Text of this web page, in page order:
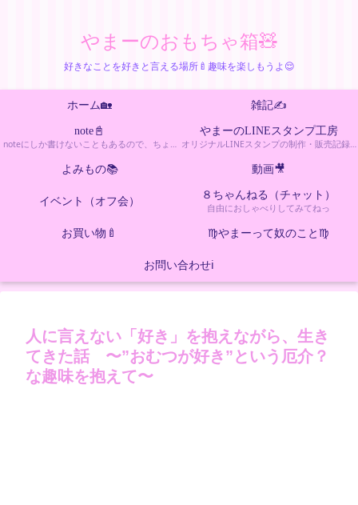
やまーのおもちゃ箱🧸
好きなことを好きと言える場所🍼趣味を楽しもうよ😌
ホーム🏡 雑記✍️
note📓
noteにしか書けないこともあるので、ちょっとエッチなカテゴリー
やまーのLINEスタンプ工房
オリジナルLINEスタンプの制作・販売記録
よみもの📚 動画🎥
イベント（オフ会）
８ちゃんねる（チャット）
自由におしゃべりしてみてねっ
お買い物🍼 ♍️やまーって奴のこと♍️
お問い合わせℹ️
人に言えない「好き」を抱えながら、生き
てきた話 〜”おむつが好き”という厄介？
な趣味を抱えて〜